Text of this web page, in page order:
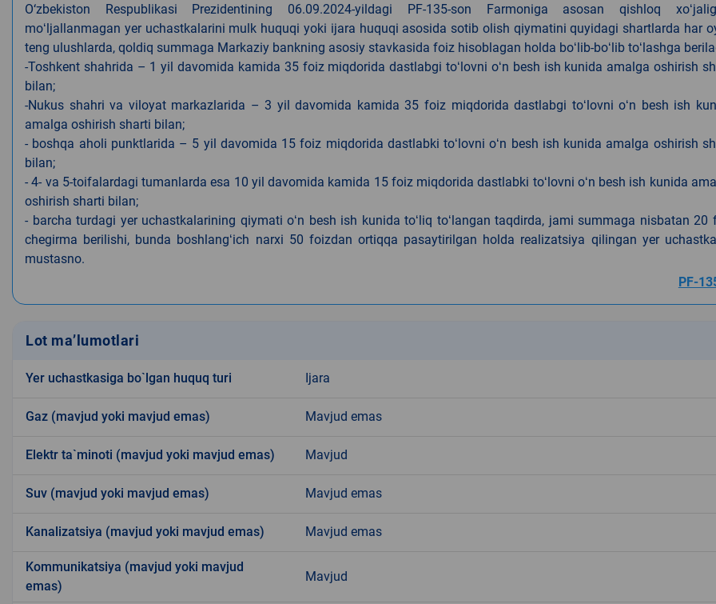
O‘zbekiston Respublikasi Prezidentining 06.09.2024-yildagi PF-135-son Farmoniga asosan qishloq
moʻljallanmagan yer uchastkalarini mulk huquqi yoki ijara huquqi asosida sotib olish qiymatini quyidagi shartlarda har
teng ulushlarda, qoldiq summaga Markaziy bankning asosiy stavkasida foiz hisoblagan holda boʻlib-boʻlib toʻlashga
-Toshkent shahrida – 1 yil davomida kamida 35 foiz miqdorida dastlabgi toʻlovni oʻn besh ish kunida amalga oshirish
bilan;
-Nukus shahri va viloyat markazlarida – 3 yil davomida kamida 35 foiz miqdorida dastlabgi toʻlovni oʻn besh ish
amalga oshirish sharti bilan;
- boshqa aholi punktlarida – 5 yil davomida 15 foiz miqdorida dastlabki toʻlovni oʻn besh ish kunida amalga oshirish
bilan;
- 4- va 5-toifalardagi tumanlarda esa 10 yil davomida kamida 15 foiz miqdorida dastlabki toʻlovni oʻn besh ish kunida
oshirish sharti bilan;
- barcha turdagi yer uchastkalarining qiymati oʻn besh ish kunida toʻliq toʻlangan taqdirda, jami summaga nisbatan 20
chegirma berilishi, bunda boshlangʻich narxi 50 foizdan ortiqqa pasaytirilgan holda realizatsiya qilingan yer
mustasno.
PF-
Lot ma’lumotlari
Yer uchastkasiga bo`lgan huquq turi Ijara
Gaz (mavjud yoki mavjud emas) Mavjud emas
Elektr ta`minoti (mavjud yoki mavjud emas) Mavjud
Suv (mavjud yoki mavjud emas) Mavjud emas
Kanalizatsiya (mavjud yoki mavjud emas) Mavjud emas
Kommunikatsiya (mavjud yoki mavjud
emas)
Mavjud